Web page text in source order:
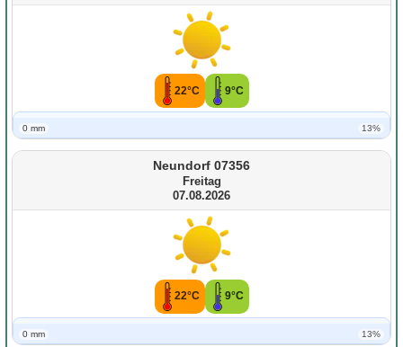
22°C 9°C
0 mm 13%
Neundorf 07356
Freitag
07.08.2026
22°C 9°C
0 mm 13%